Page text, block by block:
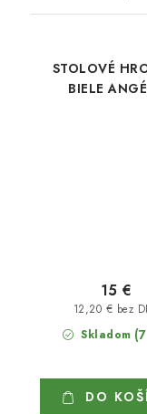
STOLOVÉ
BIELE
Skladom
12,20 € bez
15 €
DO